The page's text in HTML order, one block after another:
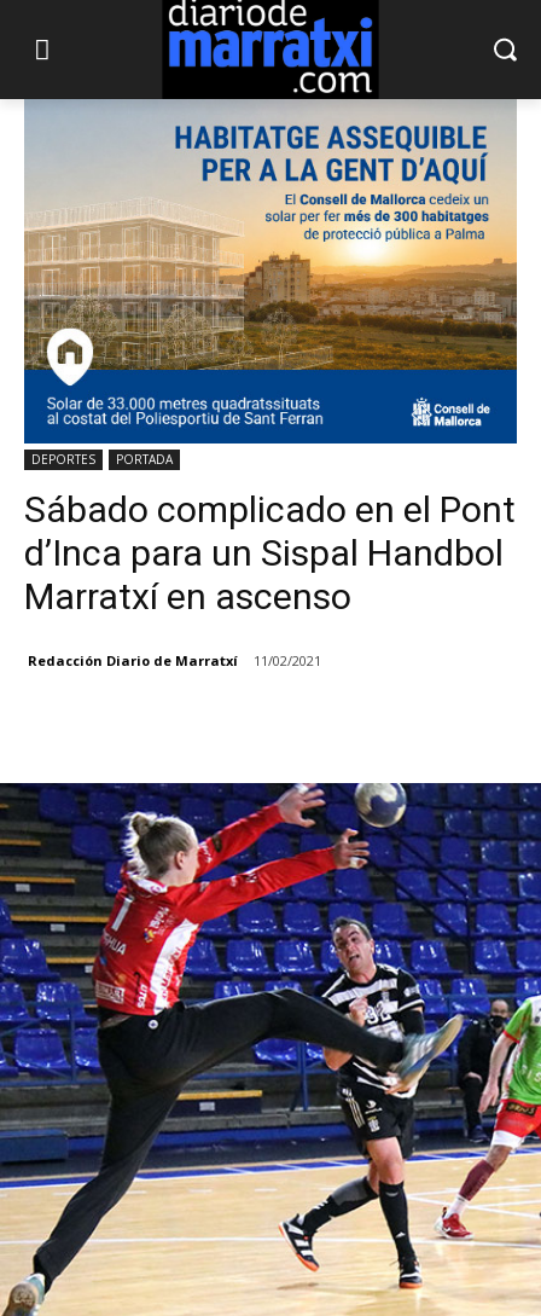
DEPORTES PORTADA
Sábado complicado en el Pont
d’Inca para un Sispal Handbol
Marratxí en ascenso
Redacción Diario de Marratxí 11/02/2021